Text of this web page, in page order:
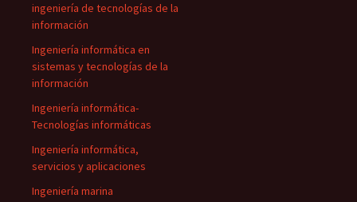
ingeniería de tecnologías de la
información
Ingeniería informática en
sistemas y tecnologías de la
información
Ingeniería informática-
Tecnologías informáticas
Ingeniería informática,
servicios y aplicaciones
Ingeniería marina